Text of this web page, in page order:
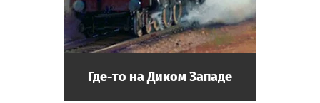
Где-то на Диком Западе